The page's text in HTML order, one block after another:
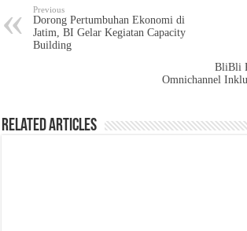
Previous
Dorong Pertumbuhan Ekonomi di
Jatim, BI Gelar Kegiatan Capacity
Building
BliBli
Omnichannel
Related Articles